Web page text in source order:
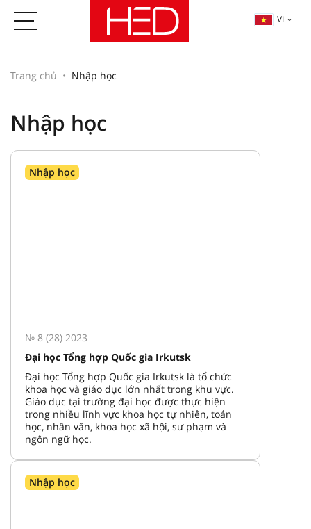
VI
Trang chủ Nhập học
Nhập học
Nhập học
№ 8 (28) 2023
Đại học Tổng hợp Quốc gia Irkutsk
Đại học Tổng hợp Quốc gia Irkutsk là tổ chức
khoa học và giáo dục lớn nhất trong khu vực.
Giáo dục tại trường đại học được thực hiện
trong nhiều lĩnh vực khoa học tự nhiên, toán
học, nhân văn, khoa học xã hội, sư phạm và
ngôn ngữ học.
Nhập học